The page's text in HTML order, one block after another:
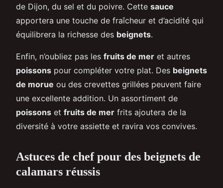
de Dijon, du sel et du poivre. Cette sauce
apportera une touche de fraîcheur et d’acidité qui
équilibrera la richesse des beignets.
Enfin, n’oubliez pas les fruits de mer et autres
poissons pour compléter votre plat. Des beignets
de morue ou des crevettes grillées peuvent faire
une excellente addition. Un assortiment de
poissons et fruits de mer frits ajoutera de la
diversité à votre assiette et ravira vos convives.
Astuces de chef pour des beignets de
calamars réussis